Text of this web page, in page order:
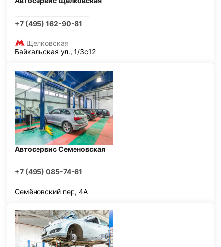
+7 (495) 162-90-81
Щелковская
Байкальская ул., 1/3с12
Автосервис Семеновская
+7 (495) 085-74-61
Семёновский пер, 4А